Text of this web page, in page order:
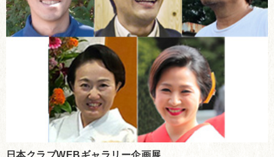
日本クラブWEBギャラリー企画展